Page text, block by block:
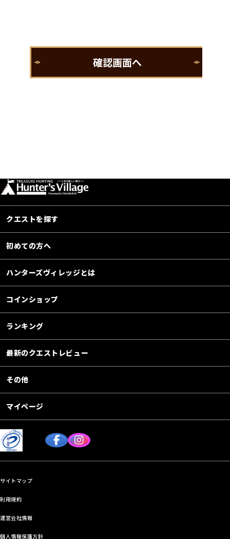
クエストを探す
初めての方へ
ハンターズヴィレッジとは
コインショップ
ランキング
最新のクエストレビュー
その他
マイページ
サイトマップ
利用規約
運営会社情報
個人情報保護方針